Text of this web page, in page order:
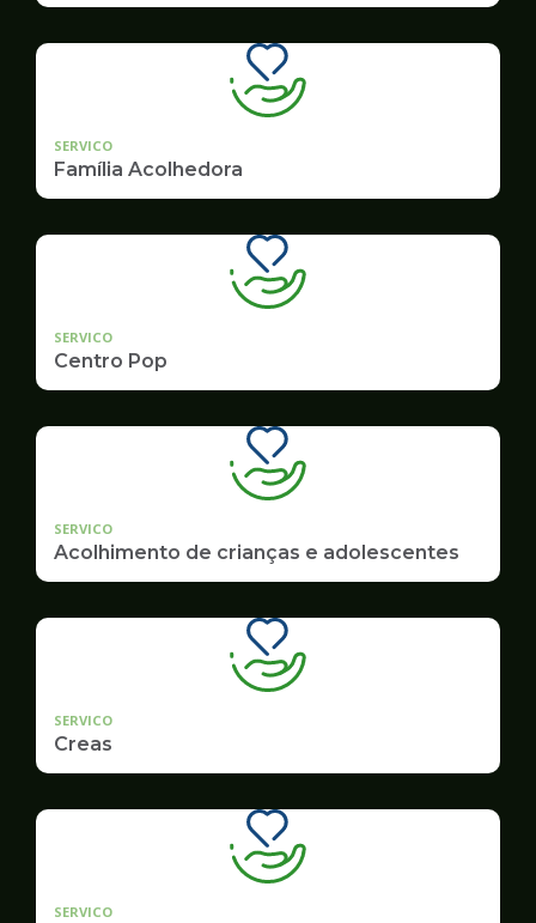
SERVICO
Família Acolhedora
SERVICO
Centro Pop
SERVICO
Acolhimento de crianças e adolescentes
SERVICO
Creas
SERVICO